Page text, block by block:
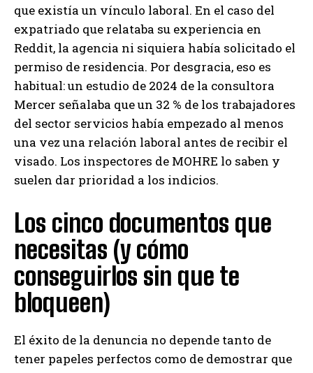
que existía un vínculo laboral. En el caso del
expatriado que relataba su experiencia en
Reddit, la agencia ni siquiera había solicitado el
permiso de residencia. Por desgracia, eso es
habitual: un estudio de 2024 de la consultora
Mercer señalaba que un 32 % de los trabajadores
del sector servicios había empezado al menos
una vez una relación laboral antes de recibir el
visado. Los inspectores de MOHRE lo saben y
suelen dar prioridad a los indicios.
Los cinco documentos que
necesitas (y cómo
conseguirlos sin que te
bloqueen)
El éxito de la denuncia no depende tanto de
tener papeles perfectos como de demostrar que